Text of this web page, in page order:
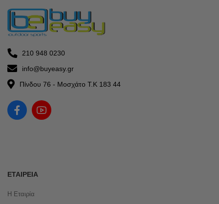
210 948 0230
info@buyeasy.gr
Πίνδου 76 - Μοσχάτο Τ.Κ 183 44
ΕΤΑΙΡΕΊΑ
Η Εταιρία